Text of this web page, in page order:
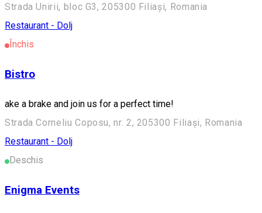
Strada Unirii, bloc G3, 205300 Filiași, Romania
Restaurant - Dolj
Închis
Bistro
ake a brake and join us for a perfect time!
Strada Corneliu Coposu, nr. 2, 205300 Filiași, Romania
Restaurant - Dolj
Deschis
Enigma Events